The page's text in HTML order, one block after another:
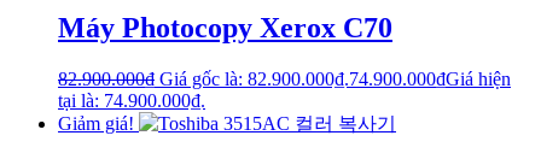
Máy Photocopy Xerox C70
82.900.000₫ Giá gốc là: 82.900.000₫.74.900.000₫Giá hiện
tại là: 74.900.000₫.
Giảm giá!